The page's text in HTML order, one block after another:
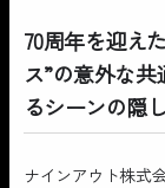
70周年を迎え
ス”の意外な
るシーンの隠
ナインアウト株式